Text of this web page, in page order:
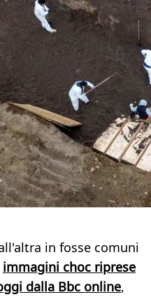
in fosse comuni
immagini choc riprese
dalla Bbc online,